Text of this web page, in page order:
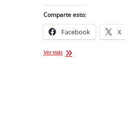
Comparte esto:
Facebook X
Ver másCarnaval